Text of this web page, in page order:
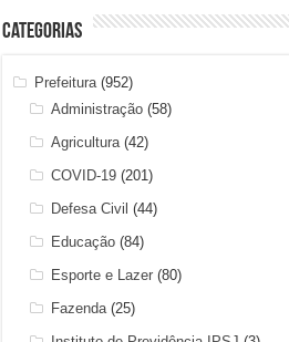
Categorias
Prefeitura(952)
Administração (58)
Agricultura(42)
COVID-19 (201)
Defesa Civil (44)
Educação (84)
Esporte e Lazer (80)
Fazenda(25)